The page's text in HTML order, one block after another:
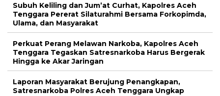
Subuh Keliling dan Jum’at Curhat, Kapolres Aceh
Tenggara Pererat Silaturahmi Bersama Forkopimda,
Ulama, dan Masyarakat
Perkuat Perang Melawan Narkoba, Kapolres Aceh
Tenggara Tegaskan Satresnarkoba Harus Bergerak
Hingga ke Akar Jaringan
Laporan Masyarakat Berujung Penangkapan,
Satresnarkoba Polres Aceh Tenggara Ungkap